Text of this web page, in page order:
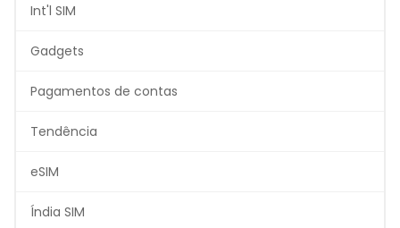
Int'l SIM
Gadgets
Pagamentos de contas
Tendência
eSIM
Índia SIM